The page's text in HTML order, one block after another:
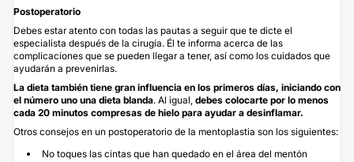
Postoperatorio
Debes estar atento con todas las pautas a seguir que te dicte el
especialista después de la cirugía. Él te informa acerca de las
complicaciones que se pueden llegar a tener, así como los cuidados que
ayudarán a prevenirlas.
La dieta también tiene gran influencia en los primeros días, iniciando con
el número uno una dieta blanda. Al igual, debes colocarte por lo menos
cada 20 minutos compresas de hielo para ayudar a desinflamar.
Otros consejos en un postoperatorio de la mentoplastia son los siguientes:
No toques las cintas que han quedado en el área del mentón